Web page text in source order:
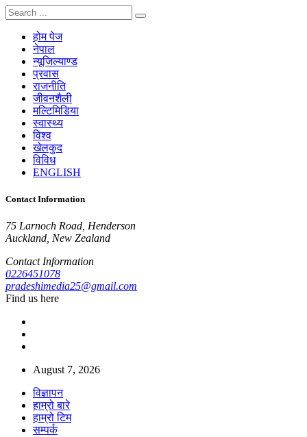
होम पेज
नेपाल
न्यूजिल्याण्ड
प्रवास
राजनीति
जीवनशैली
मल्टिमिडिया
स्वास्थ्य
विश्व
खेलकुद
विविध
ENGLISH
Contact Information
75 Larnoch Road, Henderson
Auckland, New Zealand
Contact Information
0226451078
pradeshimedia25@gmail.com
Find us here
August 7, 2026
विज्ञापन
हाम्रो बारे
हाम्रो टिम
सम्पर्क